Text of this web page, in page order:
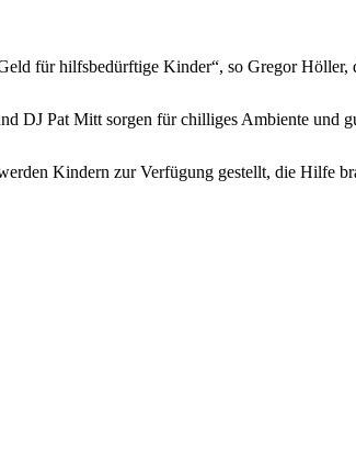
für hilfsbedürftige Kinder“, so Gregor
DJ Pat Mitt sorgen für chilliges Ambiente und
Kindern zur Verfügung gestellt, die Hilfe